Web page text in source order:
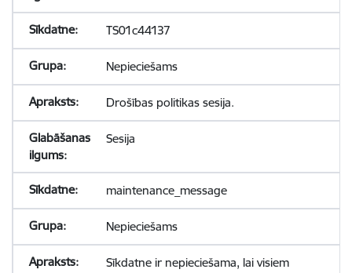
TS01c44137
Nepieciešams
Drošības politikas sesija.
Sesija
maintenance_message
Nepieciešams
Sīkdatne ir nepieciešama, lai visiem